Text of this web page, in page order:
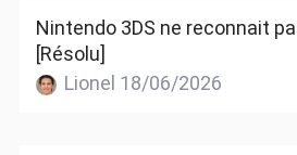
Nintendo 3DS ne reconnait
[Résolu]
Lionel 18/06/2026